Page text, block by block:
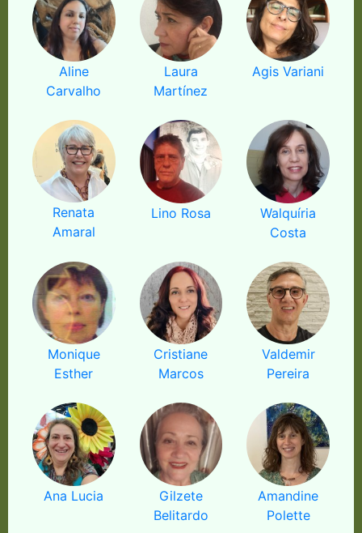
Aline
Carvalho
Laura
Martínez
Agis Variani
Renata
Amaral
Lino Rosa
Walquíria
Costa
Monique
Esther
Cristiane
Marcos
Valdemir
Pereira
Ana Lucia
Gilzete
Belitardo
Amandine
Polette